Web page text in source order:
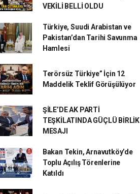
VEKİLİ BELLİ OLDU
Türkiye, Suudi Arabistan ve
Pakistan’dan Tarihi Savunma
Hamlesi
Terörsüz Türkiye” İçin 12
Maddelik Teklif Görüşülüyor
ŞİLE’DE AK PARTİ
TEŞKİLATINDA GÜÇLÜ BİRLİK
MESAJI
Bakan Tekin, Arnavutköy’de
Toplu Açılış Törenlerine
Katıldı